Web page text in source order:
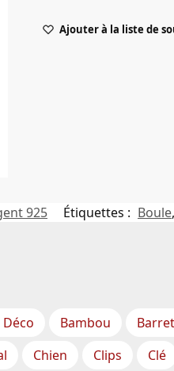
Ajouter à la liste de
925 Étiquettes : Boule,
Bambou
Chien Clips Clé